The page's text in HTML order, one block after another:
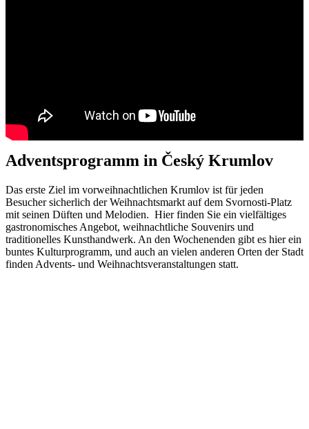
Adventsprogramm in Český Krumlov
Das erste Ziel im vorweihnachtlichen Krumlov ist für jeden
Besucher sicherlich der Weihnachtsmarkt auf dem Svornosti-Platz
mit seinen Düften und Melodien. Hier finden Sie ein vielfältiges
gastronomisches Angebot, weihnachtliche Souvenirs und
traditionelles Kunsthandwerk. An den Wochenenden gibt es hier ein
buntes Kulturprogramm, und auch an vielen anderen Orten der Stadt
finden Advents- und Weihnachtsveranstaltungen statt.